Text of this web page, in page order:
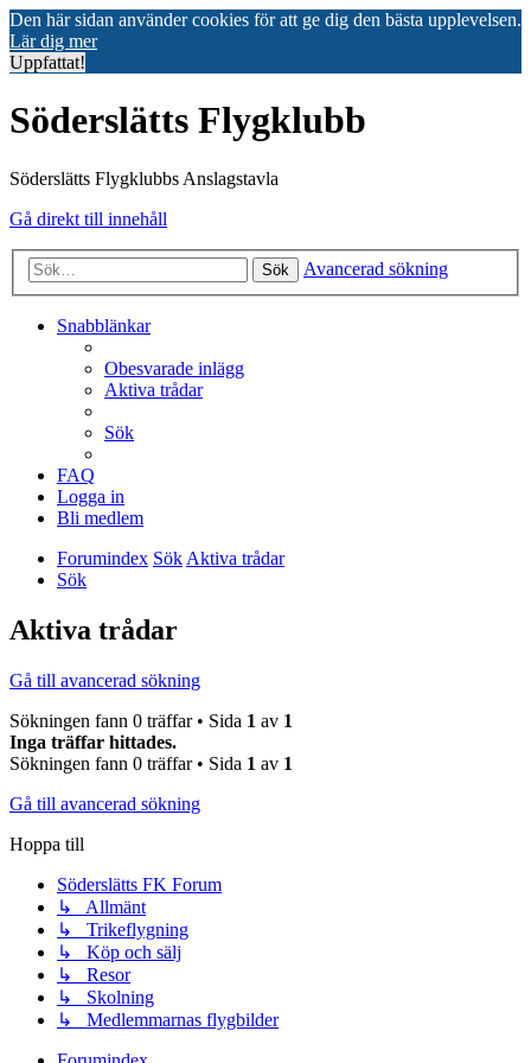
Den här sidan använder cookies för att ge dig den bästa upplevelsen.
Lär dig mer
Uppfattat!
Söderslätts Flygklubb
Söderslätts Flygklubbs Anslagstavla
Gå direkt till innehåll
Sök Avancerad sökning
Snabblänkar
Obesvarade inlägg
Aktiva trådar
Sök
FAQ
Logga in
Bli medlem
Forumindex SökAktiva trådar
Sök
Aktiva trådar
Gå till avancerad sökning
Sökningen fann 0 träffar • Sida 1 av 1
Inga träffar hittades.
Sökningen fann 0 träffar • Sida 1 av 1
Gå till avancerad sökning
Hoppa till
Söderslätts FK Forum
↳ Allmänt
↳ Trikeflygning
↳ Köp och sälj
↳ Resor
↳ Skolning
↳ Medlemmarnas flygbilder